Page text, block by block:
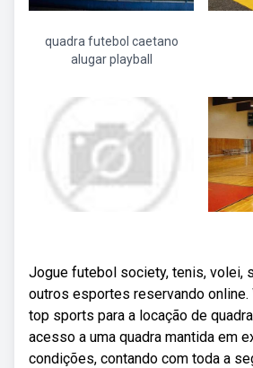
quadra futebol caetano
alugar playball
Jogue futebol society, tenis, volei,
outros esportes reservando online.
top sports para a locação de
acesso a uma quadra mantida em
condições, contando com toda a